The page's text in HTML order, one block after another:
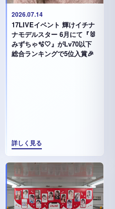
2026.07.14
17LIVEイベント 輝けイチナ
ナモデルスター 6月にて『🐰
みずちゃ️🫧🤍』がLv70以下
総合ランキングで5位入賞🎉
詳しく見る